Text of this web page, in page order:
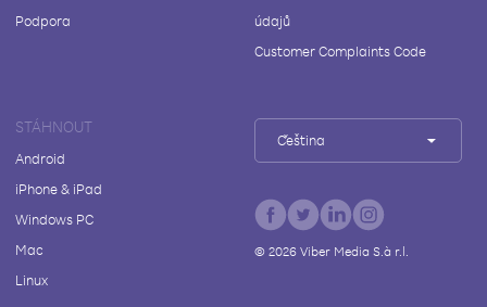
Podpora
údajů
Customer Complaints Code
STÁHNOUT
Android
iPhone & iPad
Windows PC
Mac
Linux
Čeština
© 2026Viber Media S.à r.l.